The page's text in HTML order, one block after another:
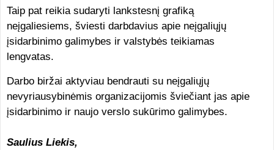
Taip pat reikia sudaryti lankstesnį grafiką
neįgaliesiems, šviesti darbdavius apie neįgaliųjų
įsidarbinimo galimybes ir valstybės teikiamas
lengvatas.
Darbo biržai aktyviau bendrauti su neįgaliųjų
nevyriausybinėmis organizacijomis šviečiant jas apie
įsidarbinimo ir naujo verslo sukūrimo galimybes.
Saulius Liekis,